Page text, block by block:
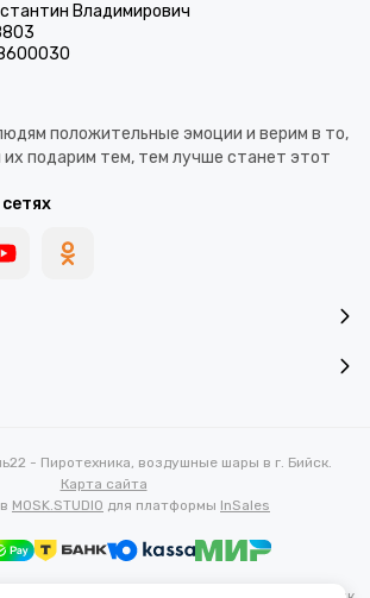
Владимирович
положительные эмоции и верим в то,
подарим тем, тем лучше станет этот
- Пиротехника, воздушные шары в г. Бийск.
Карта сайта
MOSK.STUDIO для платформы InSales